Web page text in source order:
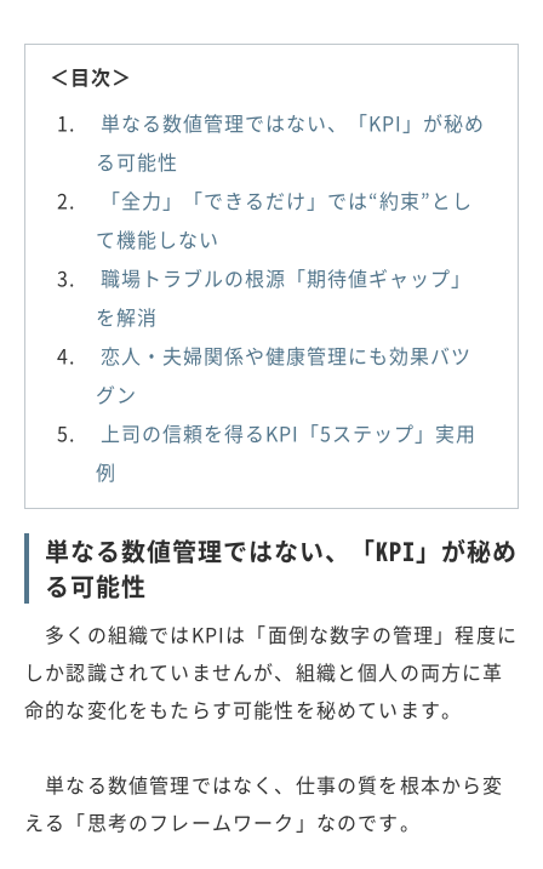
＜目次＞
単なる数値管理ではない、「KPI」が秘め
る可能性
「全力」「できるだけ」では“約束”とし
て機能しない
職場トラブルの根源「期待値ギャップ」
を解消
恋人・夫婦関係や健康管理にも効果バツ
グン
上司の信頼を得るKPI「5ステップ」実用
例
単なる数値管理ではない、「KPI」が秘め
る可能性
多くの組織ではKPIは「面倒な数字の管理」程度に
しか認識されていませんが、組織と個人の両方に革
命的な変化をもたらす可能性を秘めています。
単なる数値管理ではなく、仕事の質を根本から変
える「思考のフレームワーク」なのです。